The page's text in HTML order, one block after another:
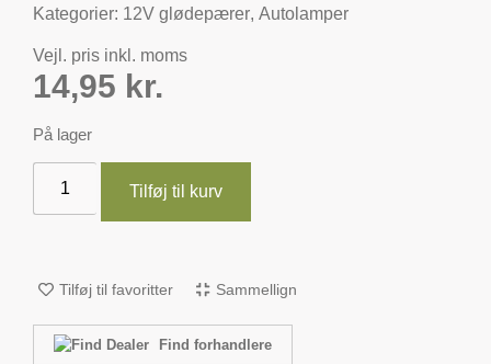
Kategorier: 12V glødepærer, Autolamper
Vejl. pris inkl. moms
14,95 kr.
På lager
Tilføj til kurv
Tilføj til favoritter Sammellign
Find forhandlere